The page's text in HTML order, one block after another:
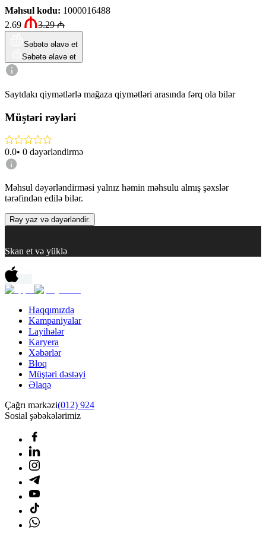
Məhsul kodu: 1000016488
2.69
3.29₼
Səbətə əlavə et
Səbətə əlavə et
Saytdakı qiymətlərlə mağaza qiymətləri arasında fərq ola bilər
Müştəri rəyləri
0.0• 0 dəyərləndirmə
Məhsul dəyərləndirməsi yalnız həmin məhsulu almış şəxslər
tərəfindən edilə bilər.
Rəy yaz və dəyərləndir.
Skan et və yüklə
Haqqımızda
Kampaniyalar
Layihələr
Karyera
Xəbərlər
Bloq
Müştəri dəstəyi
Əlaqə
Çağrı mərkəzi(012) 924
Sosial şəbəkələrimiz